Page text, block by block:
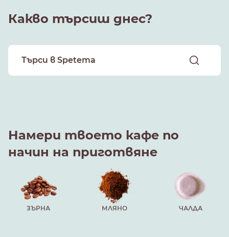
Какво търсиш днес?
Намери твоето кафе по
начин на приготвяне
ЗЪРНА МЛЯНО ЧАЛДА